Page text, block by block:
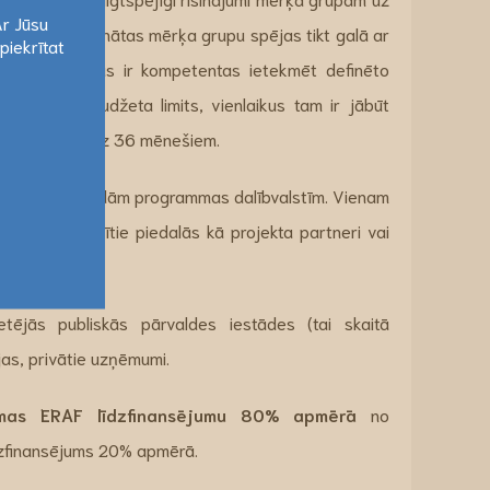
ir palielinātas mērķa grupu spējas tikt galā ar
kuras ir kompetentas ietekmēt definēto
noteikts budžeta limits, vienlaikus tam ir jābūt
ilgums ir līdz 36 mēnešiem.
trīs dažādām programmas dalībvalstīm. Vienam
iesaistītie piedalās kā projekta partneri vai
publiskās pārvaldes iestādes (tai skaitā
privātie uzņēmumi.
ERAF līdzfinansējumu 80% apmērā no
20% apmērā.
Jūsu